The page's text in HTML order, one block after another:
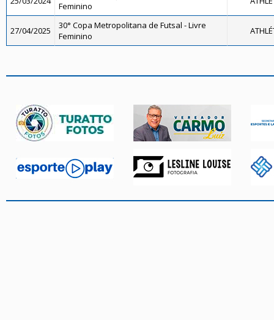
Feminino
27/04/2025
30° Copa Metropolitana de Futsal - Livre
Feminino